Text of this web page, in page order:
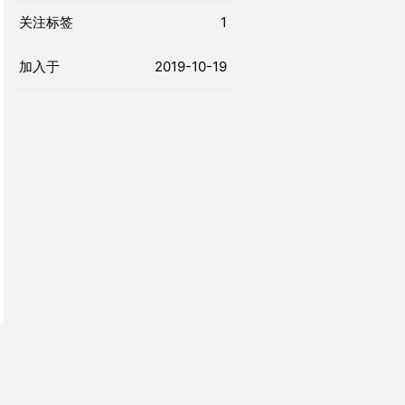
关注标签 1
加入于 2019-10-19